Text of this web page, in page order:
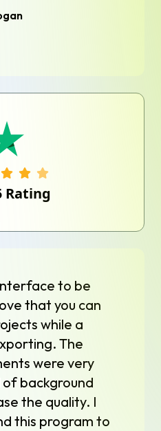
Rating
to be
that you can
while a
The
were very
background
the quality. I
this program to